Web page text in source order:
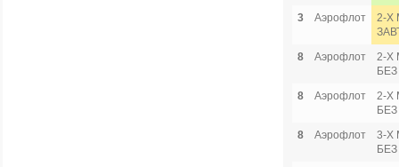
3
Аэрофлот
2-Х
8
Аэрофлот
2-Х
8
Аэрофлот
2-Х
8
Аэрофлот
3-Х